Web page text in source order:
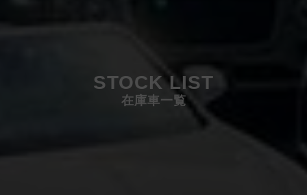
STOCK LIST
在庫車一覧